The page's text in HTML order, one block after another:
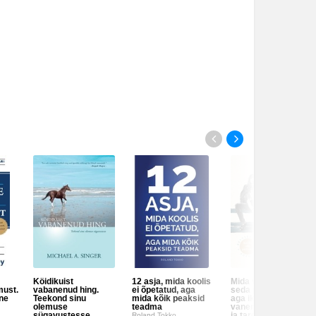
Köidikuist
vabanenud hing.
Teekond sinu
olemuse
12 asja, mida koolis
ei õpetatud, aga
mida kõik peaksid
teadma
Mida vanemaks,
seda paremaks –
aga ikkagi
vanemaks. Suureks